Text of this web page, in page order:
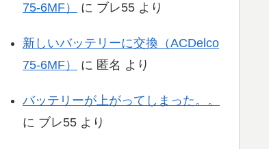
75-6MF）
に ブレ55 より
新しいバッテリーに交換（ACDelco
75-6MF）
に 匿名 より
バッテリーが上がってしまった。。
に ブレ55 より